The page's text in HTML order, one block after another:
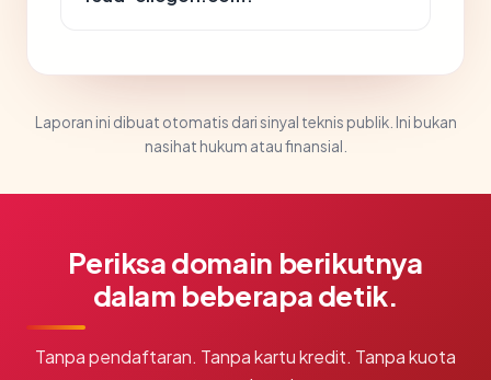
Laporan ini dibuat otomatis dari sinyal teknis publik. Ini bukan
nasihat hukum atau finansial.
Periksa domain berikutnya
dalam beberapa detik.
Tanpa pendaftaran. Tanpa kartu kredit. Tanpa kuota